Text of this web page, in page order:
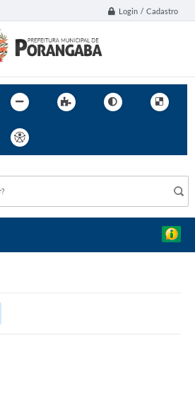
Login / Cadastro